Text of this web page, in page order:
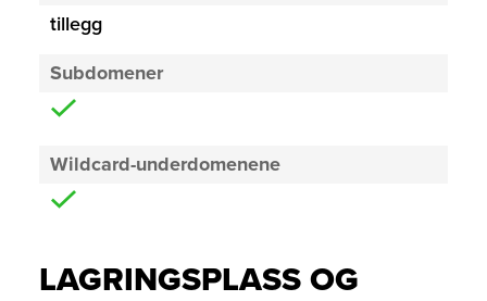
tillegg
Subdomener
Wildcard-underdomenene
LAGRINGSPLASS OG